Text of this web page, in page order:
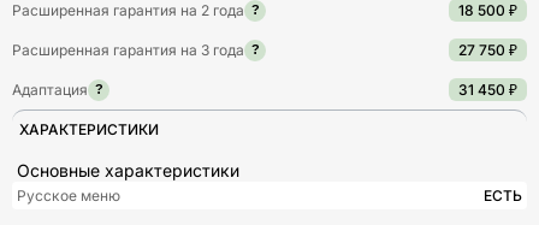
Расширенная гарантия на 2 года ? 18 500 ₽
Расширенная гарантия на 3 года ? 27 750 ₽
Адаптация ? 31 450 ₽
ХАРАКТЕРИСТИКИ
Основные характеристики
Русское меню ЕСТЬ